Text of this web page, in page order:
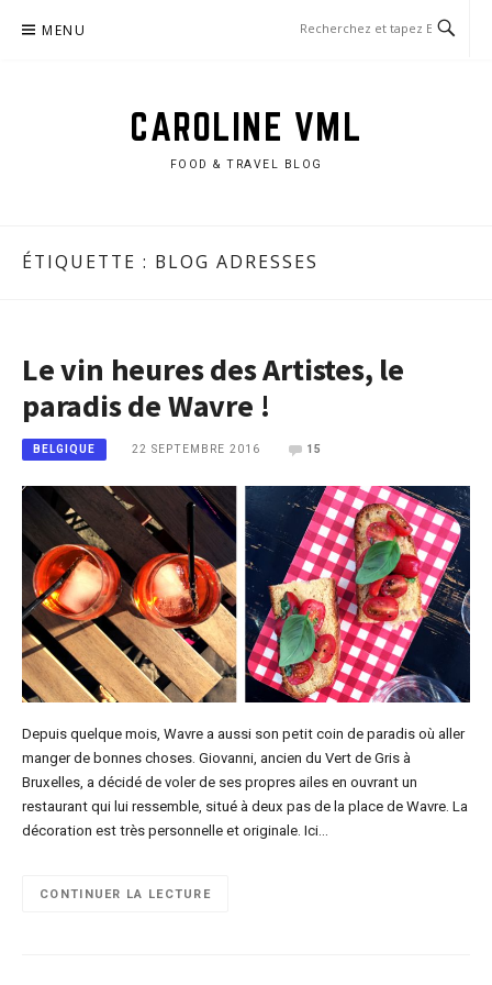
MENU
CAROLINE VML
FOOD & TRAVEL BLOG
ÉTIQUETTE : BLOG ADRESSES
Le vin heures des Artistes, le
paradis de Wavre !
BELGIQUE 22 SEPTEMBRE 2016 15
Depuis quelque mois, Wavre a aussi son petit coin de paradis où aller
manger de bonnes choses. Giovanni, ancien du Vert de Gris à
Bruxelles, a décidé de voler de ses propres ailes en ouvrant un
restaurant qui lui ressemble, situé à deux pas de la place de Wavre. La
décoration est très personnelle et originale. Ici…
CONTINUER LA LECTURE